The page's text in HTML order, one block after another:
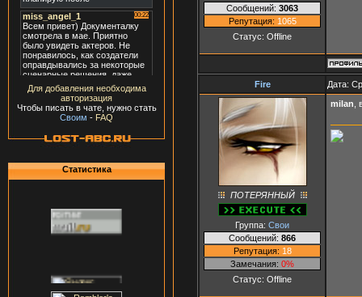
Для добавления необходима
авторизация
Чтобы писать в чате, нужно стать
Своим - FAQ
Статистика
Сообщений: 3063
Репутация: 1065
Статус: Offline
Fire Дата:
ПОТЕРЯННЫЙ
Группа: Свои
Сообщений: 866
Репутация: 18
Замечания: 0%
Статус: Offline
milan